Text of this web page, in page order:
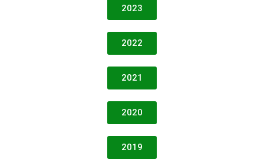
2023
2022
2021
2020
2019